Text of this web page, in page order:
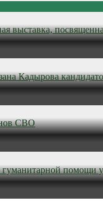
выставка,
Кадырова
СВО
помощи